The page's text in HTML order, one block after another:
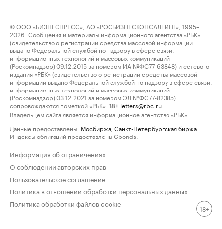
© ООО «БИЗНЕСПРЕСС», АО «РОСБИЗНЕСКОНСАЛТИНГ», 1995–
2026. Сообщения и материалы информационного агентства «РБК»
(свидетельство о регистрации средства массовой информации
выдано Федеральной службой по надзору в сфере связи,
информационных технологий и массовых коммуникаций
(Роскомнадзор) 09.12.2015 за номером ИА №ФС77-63848) и сетевого
издания «РБК» (свидетельство о регистрации средства массовой
информации выдано Федеральной службой по надзору в сфере связи,
информационных технологий и массовых коммуникаций
(Роскомнадзор) 03.12.2021 за номером ЭЛ №ФС77-82385)
сопровождаются пометкой «РБК».
18+ letters@rbc.ru
Владельцем сайта является информационное агентство «РБК».
Данные предоставлены: Мосбиржа Санкт-Петербургская биржа
Индексы облигаций предоставлены Cbonds.
Информация об ограничениях
О соблюдении авторских прав
Пользовательское соглашение
Политика в отношении обработки персональных данных
Политика обработки файлов cookie
18+